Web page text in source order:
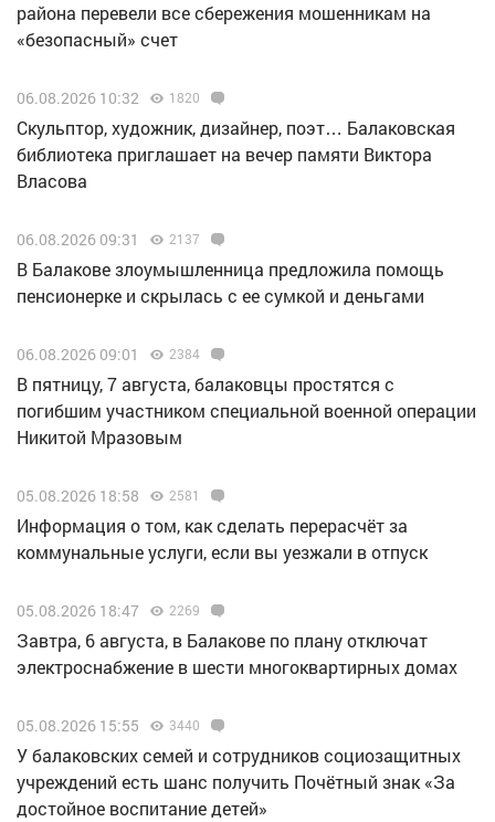
района перевели все сбережения мошенникам на
«безопасный» счет
06.08.2026 10:32 1820
Скульптор, художник, дизайнер, поэт… Балаковская
библиотека приглашает на вечер памяти Виктора
Власова
06.08.2026 09:31 2137
В Балакове злоумышленница предложила помощь
пенсионерке и скрылась с ее сумкой и деньгами
06.08.2026 09:01 2384
В пятницу, 7 августа, балаковцы простятся с
погибшим участником специальной военной операции
Никитой Мразовым
05.08.2026 18:58 2581
Информация о том, как сделать перерасчёт за
коммунальные услуги, если вы уезжали в отпуск
05.08.2026 18:47 2269
Завтра, 6 августа, в Балакове по плану отключат
электроснабжение в шести многоквартирных домах
05.08.2026 15:55 3440
У балаковских семей и сотрудников социозащитных
учреждений есть шанс получить Почётный знак «За
достойное воспитание детей»